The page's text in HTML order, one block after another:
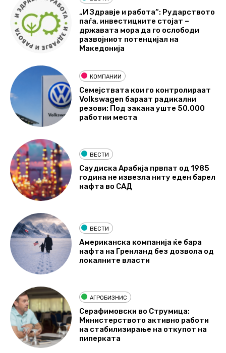
„И Здравје и работа“: Рударството
паѓа, инвестициите стојат –
државата мора да го ослободи
развојниот потенцијал на
Македонија
КОМПАНИИ
Семејствата кои го контролираат
Volkswagen бараат радикални
резови: Под закана уште 50.000
работни места
ВЕСТИ
Саудиска Арабија првпат од 1985
година не извезла ниту еден барел
нафта во САД
ВЕСТИ
Американска компанија ќе бара
нафта на Гренланд без дозвола од
локалните власти
АГРОБИЗНИС
Серафимовски во Струмица:
Министерството активно работи
на стабилизирање на откупот на
пиперката